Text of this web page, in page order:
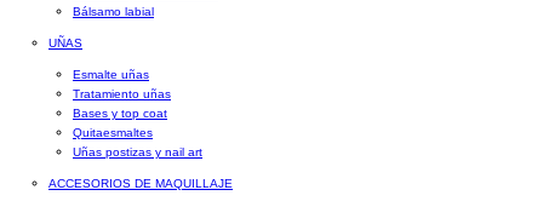
Bálsamo labial
UÑAS
Esmalte uñas
Tratamiento uñas
Bases y top coat
Quitaesmaltes
Uñas postizas y nail art
ACCESORIOS DE MAQUILLAJE